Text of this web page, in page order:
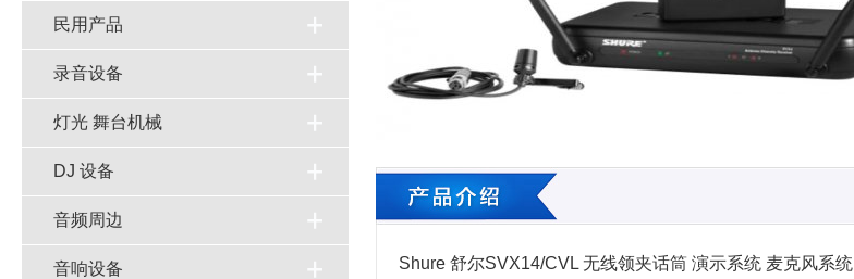
民用产品
录音设备
灯光 舞台机械
DJ 设备
音频周边
音响设备 Shure 舒尔SVX14/CVL 无线领夹话筒 演示系统 麦克风系统